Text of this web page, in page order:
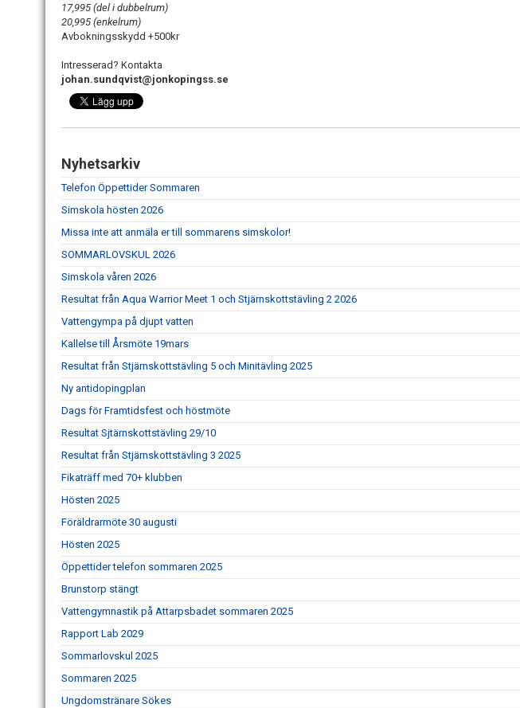
17,995 (del i dubbelrum)
20,995 (enkelrum)
Avbokningsskydd +500kr
Intresserad? Kontakta
johan.sundqvist@jonkopingss.se
Nyhetsarkiv
Telefon Öppettider Sommaren
Simskola hösten 2026
Missa inte att anmäla er till sommarens simskolor!
SOMMARLOVSKUL 2026
Simskola våren 2026
Resultat från Aqua Warrior Meet 1 och Stjärnskottstävling 2 2026
Vattengympa på djupt vatten
Kallelse till Årsmöte 19mars
Resultat från Stjärnskottstävling 5 och Minitävling 2025
Ny antidopingplan
Dags för Framtidsfest och höstmöte
Resultat Sjtärnskottstävling 29/10
Resultat från Stjärnskottstävling 3 2025
Fikaträff med 70+ klubben
Hösten 2025
Föräldrarmöte 30 augusti
Hösten 2025
Öppettider telefon sommaren 2025
Brunstorp stängt
Vattengymnastik på Attarpsbadet sommaren 2025
Rapport Lab 2029
Sommarlovskul 2025
Sommaren 2025
Ungdomstränare Sökes